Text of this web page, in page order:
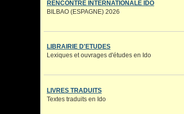
RENCONTRE INTERNATIONALE IDO
BILBAO (ESPAGNE) 2026
LIBRAIRIE D'ETUDES
Lexiques et ouvrages d'études en Ido
LIVRES TRADUITS
Textes traduits en Ido